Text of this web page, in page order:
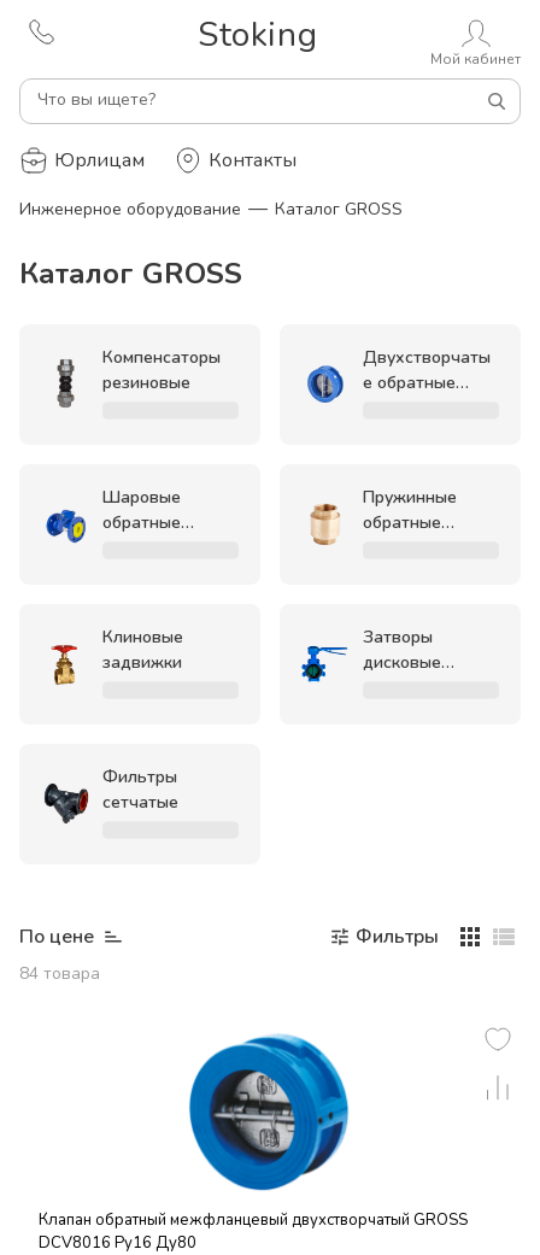
Stoking
Что вы ищете?
Мой кабинет
Юрлицам Контакты
Инженерное оборудование — Каталог GROSS
Каталог GROSS
Компенсаторы
резиновые
Двухстворчаты
е обратные
Шаровые
обратные
Пружинные
обратные
Клиновые
задвижки
Затворы
дисковые
Фильтры
сетчатые
По цене
84 товара
Фильтры
Клапан обратный межфланцевый двухстворчатый GROSS
DCV8016 Ру16 Ду80